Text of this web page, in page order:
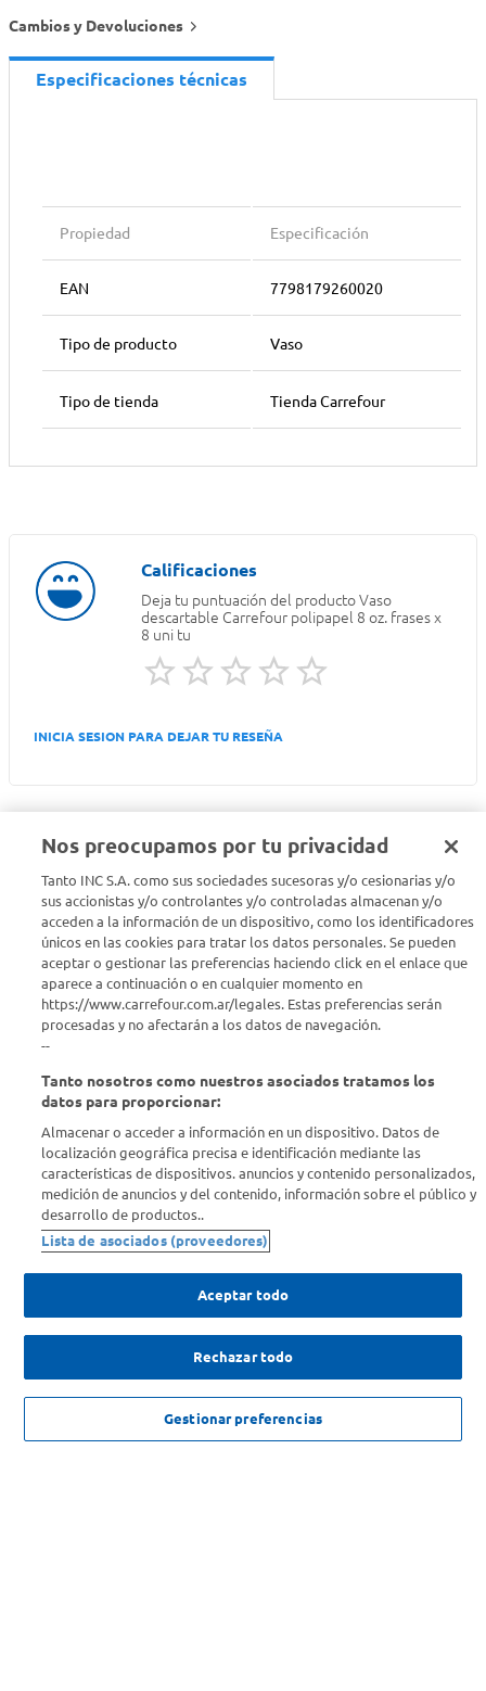
NO DISPONIBLE
Cambios y Devoluciones
Especificaciones técnicas
Propiedad Especificación
EAN 7798179260020
Tipo de producto Vaso
Tipo de tienda Tienda Carrefour
Deja tu puntuación del productoVaso
descartable Carrefour polipapel 8 oz. frases x
8 uni tu
INICIA SESION PARA DEJAR TU RESEÑA
Seguinos en :
Estamos para ayudarte
¿Tenés una consulta? Comunicate con nosotrosacá
Descubrí Carrefour
Conocenos
Info útil
Comprá Online
Enterate de nuestras ofertas
Dejanos tu mail para recibir todas las ofertas y promociones antes
que nadie.
Provincia
ENVIAR
Nos preocupamos por tu privacidad
Tanto INC S.A. como sus sociedades sucesoras y/o cesionarias y/o
sus accionistas y/o controlantes y/o controladas almacenan y/o
acceden a la información de un dispositivo, como los identificadores
únicos en las cookies para tratar los datos personales. Se pueden
aceptar o gestionar las preferencias haciendo click en el enlace que
aparece a continuación o en cualquier momento en
https://www.carrefour.com.ar/legales. Estas preferencias serán
procesadas y no afectarán a los datos de navegación.
--
Tanto nosotros como nuestros asociados tratamos los
datos para proporcionar:
Almacenar o acceder a información en un dispositivo. Datos de
localización geográfica precisa e identificación mediante las
características de dispositivos. anuncios y contenido personalizados,
medición de anuncios y del contenido, información sobre el público y
desarrollo de productos..
Lista de asociados (proveedores)
Aceptar todo
Rechazar todo
Gestionar preferencias